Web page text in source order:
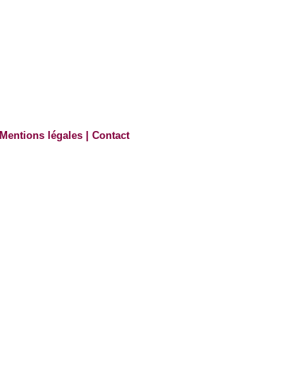
Mentions légales |Contact